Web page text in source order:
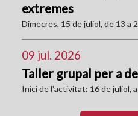
extremes
Dimecres, 15 de juliol, de 13 a
09 jul. 2026
Taller grupal per a
Inici de l'activitat: 16 de juliol,